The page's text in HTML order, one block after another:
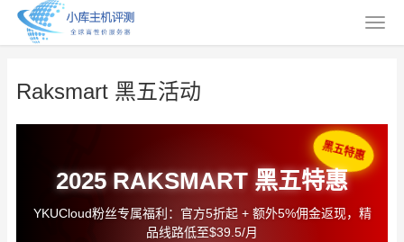
Raksmart 黑五活动
黑五特惠
2025 RAKSMART 黑五特惠
YKUCloud粉丝专属福利：官方5折起 + 额外5%佣金返现，精
品线路低至$39.5/月